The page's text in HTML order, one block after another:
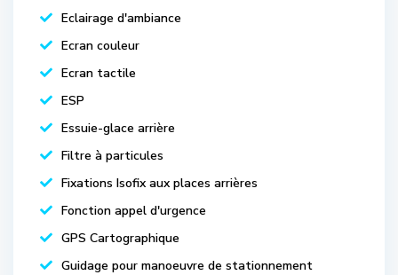
Eclairage d'ambiance
Ecran couleur
Ecran tactile
ESP
Essuie-glace arrière
Filtre à particules
Fixations Isofix aux places arrières
Fonction appel d'urgence
GPS Cartographique
Guidage pour manoeuvre de stationnement